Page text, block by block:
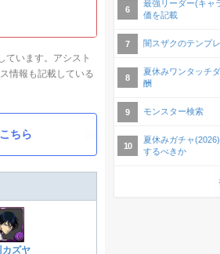
ています。アシスト
情報も記載している
ちら
カズヤ
最強リーダー(キャ
価を記載
闇スザクのテンプ
夏休みワンタッチ
酬
モンスター検索
夏休みガチャ
するべきか